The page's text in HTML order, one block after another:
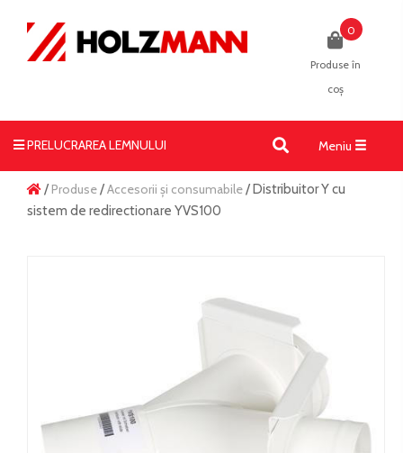
0
Produse în
coș
PRELUCRAREA LEMNULUI Meniu Toggle
/ Produse/Accesorii și consumabile/ Distribuitor Y cu
sistem de redirectionare YVS100